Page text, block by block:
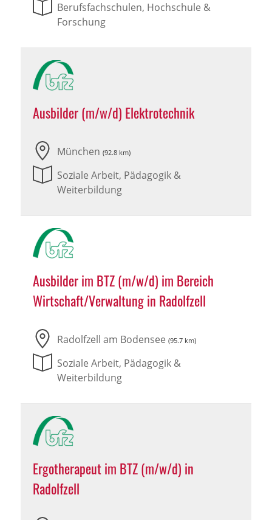
Berufsfachschulen, Hochschule &
Forschung
Ausbilder (m/w/d) Elektrotechnik
München (92.8 km)
Soziale Arbeit, Pädagogik &
Weiterbildung
Ausbilder im BTZ (m/w/d) im Bereich
Wirtschaft/Verwaltung in Radolfzell
Radolfzell am Bodensee (95.7 km)
Soziale Arbeit, Pädagogik &
Weiterbildung
Ergotherapeut im BTZ (m/w/d) in
Radolfzell